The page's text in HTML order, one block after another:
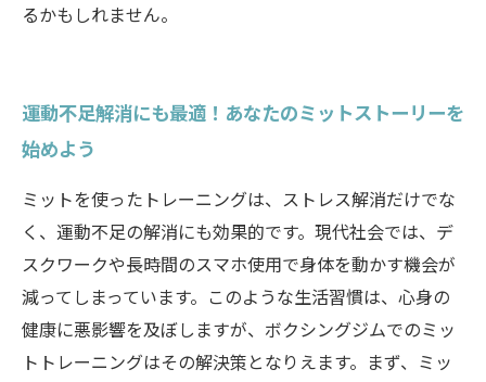
るかもしれません。
運動不足解消にも最適！あなたのミットストーリーを
始めよう
ミットを使ったトレーニングは、ストレス解消だけでな
く、運動不足の解消にも効果的です。現代社会では、デ
スクワークや長時間のスマホ使用で身体を動かす機会が
減ってしまっています。このような生活習慣は、心身の
健康に悪影響を及ぼしますが、ボクシングジムでのミッ
トトレーニングはその解決策となりえます。まず、ミッ